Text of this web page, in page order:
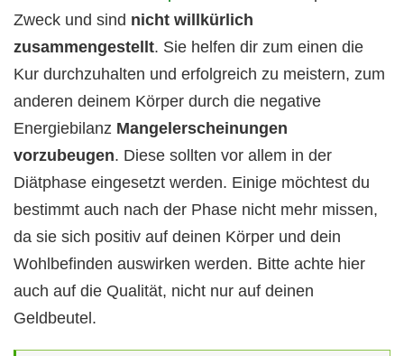
Zweck und sind nicht willkürlich
zusammengestellt. Sie helfen dir zum einen die
Kur durchzuhalten und erfolgreich zu meistern, zum
anderen deinem Körper durch die negative
Energiebilanz Mangelerscheinungen
vorzubeugen. Diese sollten vor allem in der
Diätphase eingesetzt werden. Einige möchtest du
bestimmt auch nach der Phase nicht mehr missen,
da sie sich positiv auf deinen Körper und dein
Wohlbefinden auswirken werden. Bitte achte hier
auch auf die Qualität, nicht nur auf deinen
Geldbeutel.